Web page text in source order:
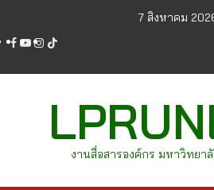
content
7 สิงหาคม
facebook
youtube
instagram
tiktok
งานสื่อสารองค์กร มหาวิทยา